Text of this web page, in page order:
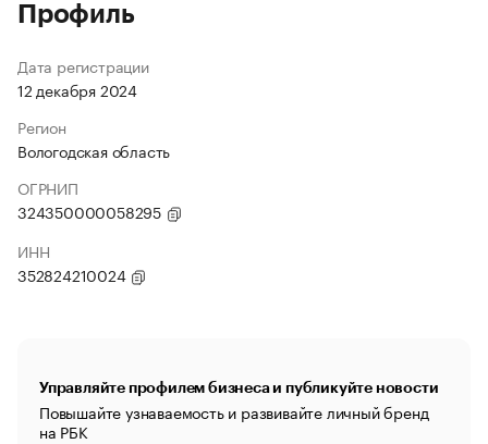
Профиль
Дата регистрации
12 декабря 2024
Регион
Вологодская область
ОГРНИП
324350000058295
ИНН
352824210024
Управляйте профилем бизнеса и публикуйте новости
Повышайте узнаваемость и развивайте личный бренд
на РБК